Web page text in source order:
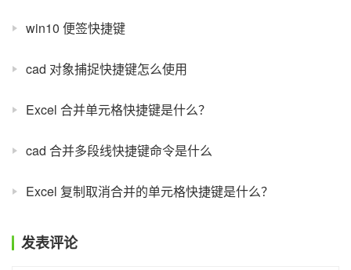
win10 便签快捷键
cad 对象捕捉快捷键怎么使用
Excel 合并单元格快捷键是什么？
cad 合并多段线快捷键命令是什么
Excel 复制取消合并的单元格快捷键是什么？
发表评论